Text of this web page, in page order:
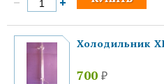
Холодильник
700 ₽